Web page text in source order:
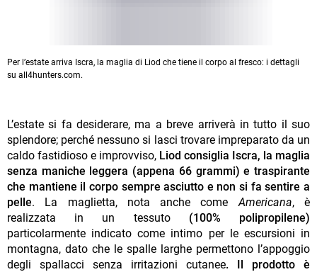
Per l’estate arriva Iscra, la maglia di Liod che tiene il corpo al fresco: i dettagli
su all4hunters.com.
L’estate si fa desiderare, ma a breve arriverà in tutto il suo
splendore; perché nessuno si lasci trovare impreparato da un
caldo fastidioso e improvviso, Liod consiglia Iscra, la maglia
senza maniche leggera (appena 66 grammi) e traspirante
che mantiene il corpo sempre asciutto e non si fa sentire a
pelle. La maglietta, nota anche comeAmericana, è
realizzata in un tessuto (100% polipropilene)
particolarmente indicato come intimo per le escursioni in
montagna, dato che le spalle larghe permettono l’appoggio
degli spallacci senza irritazioni cutanee. Il prodotto è